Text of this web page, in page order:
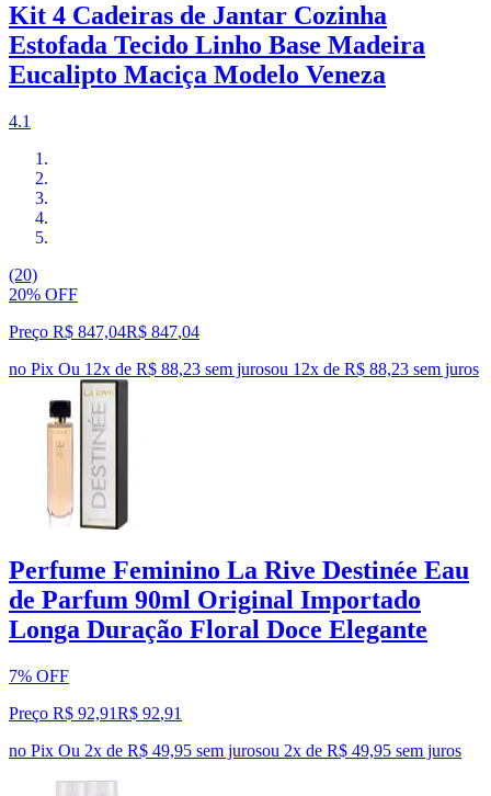
Kit 4 Cadeiras de Jantar Cozinha
Estofada Tecido Linho Base Madeira
Eucalipto Maciça Modelo Veneza
4.1
(20)
20% OFF
Preço R$ 847,04R$ 847,04
no Pix Ou 12x de R$ 88,23 sem jurosou 12x de R$ 88,23 sem juros
Perfume Feminino La Rive Destinée Eau
de Parfum 90ml Original Importado
Longa Duração Floral Doce Elegante
7% OFF
Preço R$ 92,91R$ 92,91
no Pix Ou 2x de R$ 49,95 sem jurosou 2x de R$ 49,95 sem juros